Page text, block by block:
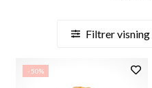
Filtrer visning
- 50%